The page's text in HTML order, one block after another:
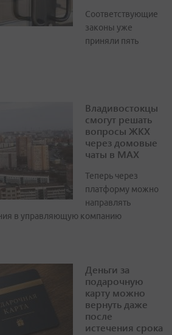
Соответствующие
законы уже
приняли пять
Владивостокцы
смогут решать
вопросы ЖКХ
через домовые
чаты в МАХ
Теперь через
платформу можно
направлять
в управляющую компанию
Деньги за
подарочную
карту можно
вернуть даже
после
истечения срока